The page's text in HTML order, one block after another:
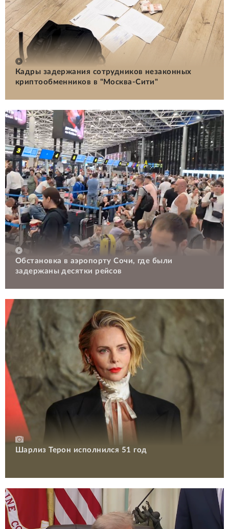
Кадры задержания сотрудников незаконных
криптообменников в "Москва-Сити"
Обстановка в аэропорту Сочи, где были
задержаны десятки рейсов
Шарлиз Терон исполнился 51 год